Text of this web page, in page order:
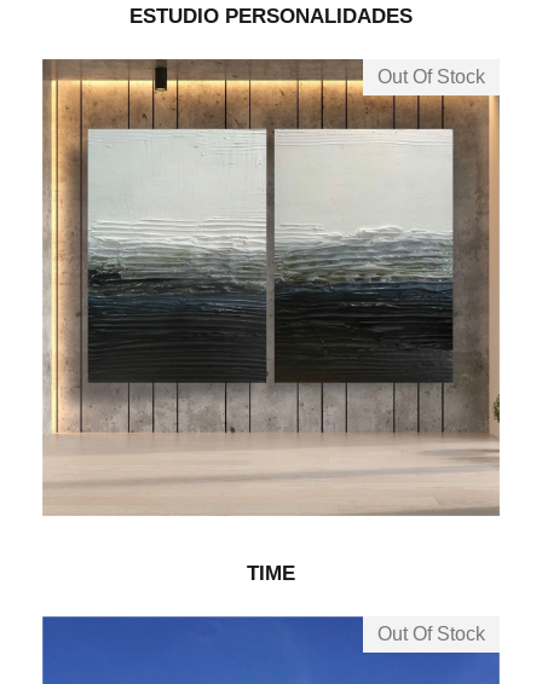
ESTUDIO PERSONALIDADES
Out Of Stock
TIME
Out Of Stock